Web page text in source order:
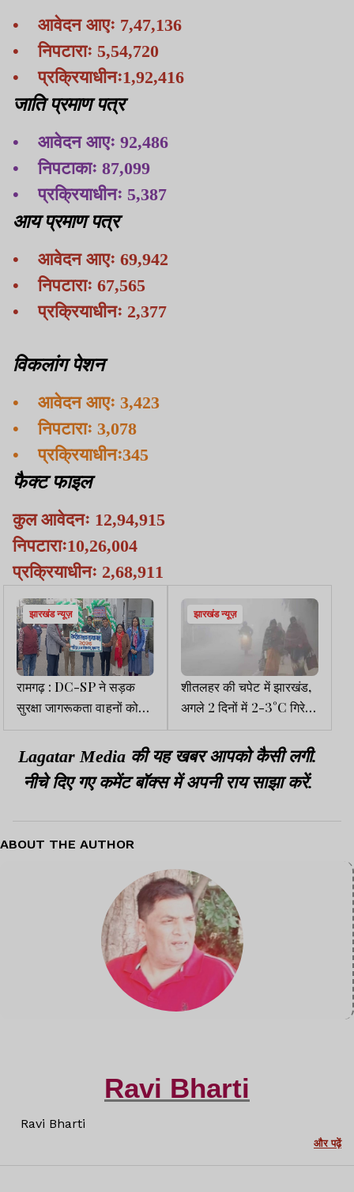
• आवेदन आएः 7,47,136
• निपटाराः 5,54,720
• प्रक्रियाधीनः1,92,416
जाति प्रमाण पत्र
• आवेदन आएः 92,486
• निपटाकाः 87,099
• प्रक्रियाधीनः 5,387
आय प्रमाण पत्र
• आवेदन आएः 69,942
• निपटाराः 67,565
• प्रक्रियाधीनः 2,377
विकलांग पेशन
• आवेदन आएः 3,423
• निपटाराः 3,078
• प्रक्रियाधीनः345
फैक्ट फाइल
कुल आवेदनः 12,94,915
निपटाराः10,26,004
प्रक्रियाधीनः 2,68,911
झारखंड न्यूज़
रामगढ़ : DC-SP ने सड़क
सुरक्षा जागरूकता वाहनों को
दिखाई हरी झंडी, हस्ताक्षर
अभियान भी चलाया
झारखंड न्यूज़
शीतलहर की चपेट में झारखंड,
अगले 2 दिनों में 2-3°C गिरेगा
पारा
Lagatar Media की यह खबर आपको कैसी लगी.
नीचे दिए गए कमेंट बॉक्स में अपनी राय साझा करें.
ABOUT THE AUTHOR
Ravi Bharti
Ravi Bharti
और पढ़ें